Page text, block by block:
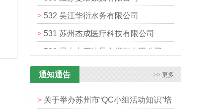
> 532 吴江华衍水务有限公司
> 531 苏州杰成医疗科技有限公司
> 529 昆山中石油昆仑燃气有限公司
限公司
通知通告 >> 更多
> 关于举办苏州市“QC小组活动知识”培